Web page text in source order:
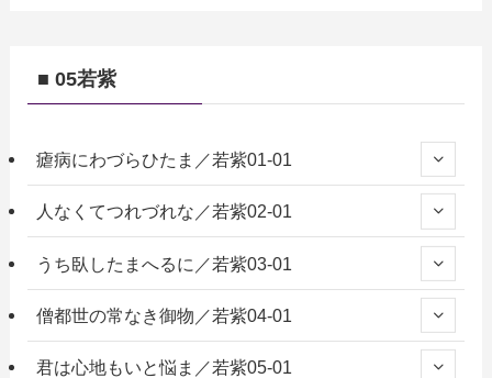
■ 05若紫
瘧病にわづらひたま／若紫01-01
人なくてつれづれな／若紫02-01
うち臥したまへるに／若紫03-01
僧都世の常なき御物／若紫04-01
君は心地もいと悩ま／若紫05-01